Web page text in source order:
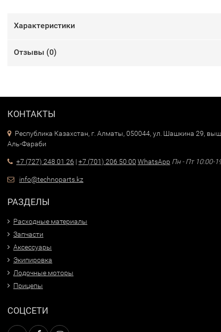
Характеристики
Отзывы (0)
КОНТАКТЫ
Республика Казахстан, г. Алматы, 050044, ул. Шашкина 29,
Аль-Фараби
+7 (727) 248 01 26 | +7 (701) 206 50 00 WhatsApp Пн - Пт 10:00-
info@technoparts.kz
РАЗДЕЛЫ
Расходные материалы
Запчасти
Аксессуары
Экипировка
Лодочные моторы
Прицепы
СОЦСЕТИ